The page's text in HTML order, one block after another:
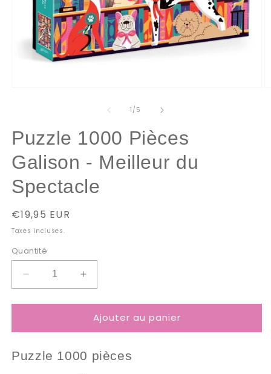
une
fenêtre
modale
1 /de
5
Puzzle 1000 Pièces
Galison - Meilleur du
Spectacle
Prix
habituel
€19,95 EUR
Taxes incluses.
Quantité
Réduire
la
quantité
Puzzle
Pièces
Augmenter
la
quantité
de
Puzzle
Pièces
Ajouter au panier
Puzzle 1000 pièces